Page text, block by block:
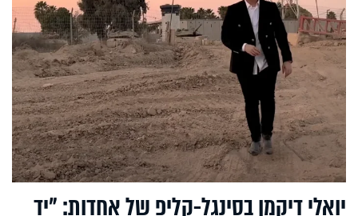
יואלי דיקמן בסינגל-קליפ של אחדות: "יד